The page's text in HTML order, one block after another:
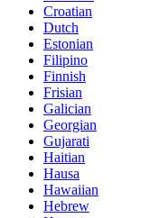
Croatian
Dutch
Estonian
Filipino
Finnish
Frisian
Galician
Georgian
Gujarati
Haitian
Hausa
Hawaiian
Hebrew